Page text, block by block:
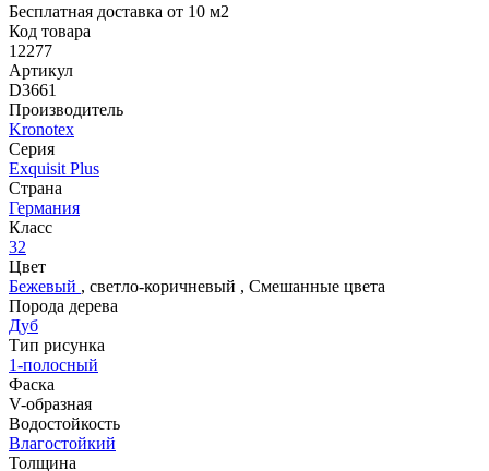
Бесплатная доставка от 10 м2
Код товара
12277
Артикул
D3661
Производитель
Kronotex
Серия
Exquisit Plus
Страна
Германия
Класс
32
Цвет
Бежевый , светло-коричневый , Смешанные цвета
Порода дерева
Дуб
Тип рисунка
1-полосный
Фаска
V-образная
Водостойкость
Влагостойкий
Толщина